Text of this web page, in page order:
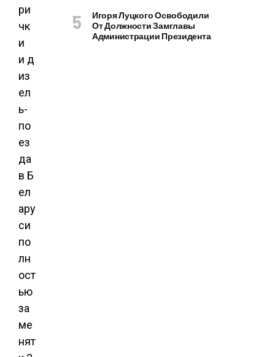
ри
чк
и
и д
из
ел
ь-
по
ез
да
в Б
ел
ару
си
по
лн
ост
ью
за
ме
нят
Игоря Луцкого Освободили
От Должности Замглавы
Администрации Президента